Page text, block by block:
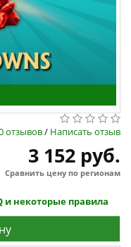
отзывов/ Написать отзыв
3 152 руб.
Сравнить цену по регионам
и некоторые правила